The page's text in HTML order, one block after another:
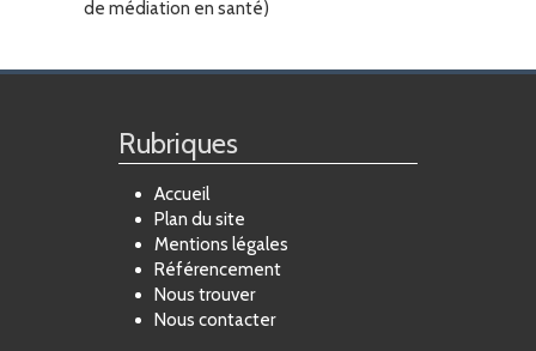
de médiation en santé)
Rubriques
Accueil
Plan du site
Mentions légales
Référencement
Nous trouver
Nous contacter